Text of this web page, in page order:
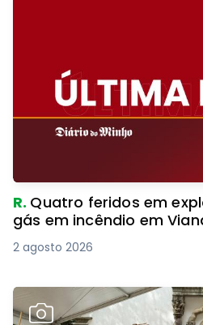
R. Quatro feridos em
gás em incêndio em
2 agosto 2026